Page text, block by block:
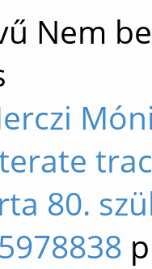
Nem
80.